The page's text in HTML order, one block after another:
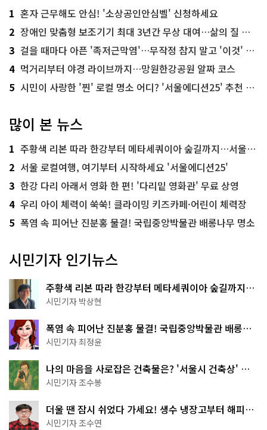
1 혼자 근무해도 안심! '소상공인안심벨' 신청하세요
2 장애인 맞춤형 보조기기 최대 3년간 무상 대여…삶의 질 높인다
3 걸을 때마다 아픈 '족저근막염'…무작정 참지 말고 '이것' 해보세요!
4 먹거리부터 야경 라이브까지…망원한강공원 알짜 코스
5 시민이 사랑한 '찐' 로컬 명소 어디? '서울에디션25' 추천 코스
많이 본 뉴스
1 주황색 리본 따라 한강부터 메타세쿼이아 숲길까지…서울둘레길 15코스
2 서울 로컬여행, 여기부터 시작하세요 '서울에디션25'
3 한강 다리 아래서 영화 한 편! '다리밑 영화관' 무료 상영
4 우리 아이 체력이 쑥쑥! 클라이밍 키즈카페·어린이 체력장
5 폭염 속 피어난 진분홍 물결! 국립중앙박물관 배롱나무 명소
시민기자 인기뉴스
주황색 리본 따라 한강부터 메타세쿼이아 숲길까지…
서울둘레길 15코스
시민기자 박상현
폭염 속 피어난 진분홍 물결! 국립중앙박물관 배롱나
무 명소
시민기자 최정윤
나의 마음을 사로잡은 건축물은? '서울시 건축상' 수
상작 공개!
시민기자 조수봉
더울 땐 잠시 쉬었다 가세요! 생수 냉장고부터 해피소
·무더위쉼터까지
시민기자 조수연